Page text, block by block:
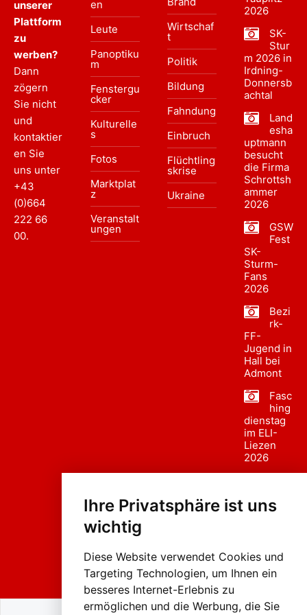
Ihre Privatsphäre ist uns
wichtig
Diese Website verwendet Cookies und
Targeting Technologien, um Ihnen ein
besseres Internet-Erlebnis zu
ermöglichen und die Werbung, die Sie
unserer
Plattform
zu
werben?
Dann
zögern
Sie nicht
und
kontaktier
en Sie
uns unter
+43
(0)664
222 66
00.
en
Leute
Panoptiku
m
Fenstergu
cker
Kulturelle
s
Fotos
Marktplat
z
Veranstalt
ungen
Wirtschaf
t
Politik
Bildung
Fahndung
Einbruch
Flüchtling
skrise
Ukraine
2026
SK-
Stur
m 2026 in
Irdning-
Donnersb
achtal
Land
esha
uptmann
besucht
die Firma
Schrottsh
ammer
2026
GSW
Fest
SK-
Sturm-
Fans
2026
Bezi
rk-
FF-
Jugend in
Hall bei
Admont
Fasc
hing
dienstag
im ELI-
Liezen
2026
sumzug
Liezen